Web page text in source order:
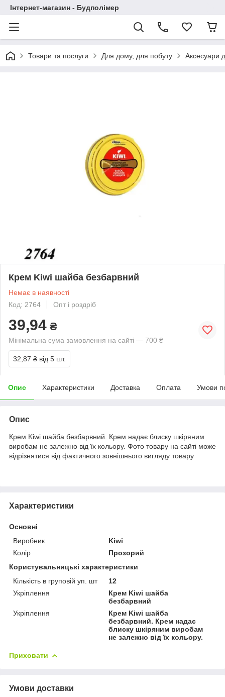
Інтернет-магазин - Будполімер
Товари та послуги Для дому, для побуту Аксесуари
Крем Kiwi шайба безбарвний
Немає в наявності
Код: 2764
Опт і роздріб
39,94 ₴
Мінімальна сума замовлення на сайті — 700 ₴
32,87 ₴ від 5 шт.
Опис Характеристики Доставка Оплата Умови
Опис
Крем Kiwi шайба безбарвний. Крем надає блиску шкіряним
виробам не залежно від їх кольору. Фото товару на сайті може
відрізнятися від фактичного зовнішнього вигляду товару
Характеристики
Основні
Виробник
Kiwi
Колір
Прозорий
Користувальницькі характеристики
Кількість в груповій уп. шт
12
Укріплення
Крем Kiwi шайба
безбарвний
Укріплення
Крем Kiwi шайба
безбарвний. Крем надає
блиску шкіряним виробам
не залежно від їх кольору.
Приховати
Умови доставки